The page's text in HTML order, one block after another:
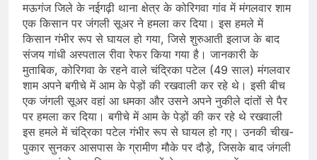
मऊगंज जिले के नईगढ़ी थाना क्षेत्र के कोरिगवा गांव में मंगलवार शाम
एक किसान पर जंगली सूअर ने हमला कर दिया। इस हमले में
किसान गंभीर रूप से घायल हो गया, जिसे शुरुआती इलाज के बाद
संजय गांधी अस्पताल रीवा रेफर किया गया है। जानकारी के
मुताबिक, कोरिगवा के रहने वाले चंद्रिका पटेल (49 साल) मंगलवार
शाम अपने बगीचे में आम के पेड़ों की रखवाली कर रहे थे। इसी बीच
एक जंगली सूअर वहां आ धमका और उसने अपने नुकीले दांतों से पैर
पर हमला कर दिया। बगीचे में आम के पेड़ों की कर रहे थे रखवाली
इस हमले में चंद्रिका पटेल गंभीर रूप से घायल हो गए। उनकी चीख-
पुकार सुनकर आसपास के ग्रामीण मौके पर दौड़े, जिसके बाद जंगली